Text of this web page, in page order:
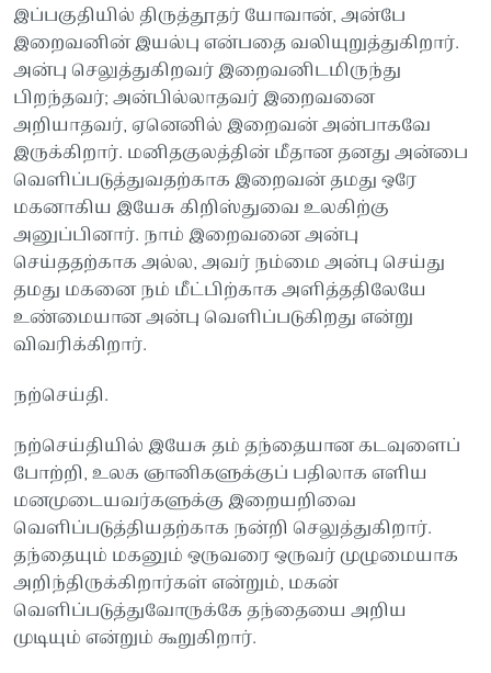
இப்பகுதியில் திருத்தூதர் யோவான், அன்பே
இறைவனின் இயல்பு என்பதை வலியுறுத்துகிறார்.
அன்பு செலுத்துகிறவர் இறைவனிடமிருந்து
பிறந்தவர்; அன்பில்லாதவர் இறைவனை
அறியாதவர், ஏனெனில் இறைவன் அன்பாகவே
இருக்கிறார். மனிதகுலத்தின் மீதான தனது அன்பை
வெளிப்படுத்துவதற்காக இறைவன் தமது ஒரே
மகனாகிய இயேசு கிறிஸ்துவை உலகிற்கு
அனுப்பினார். நாம் இறைவனை அன்பு
செய்ததற்காக அல்ல, அவர் நம்மை அன்பு செய்து
தமது மகனை நம் மீட்பிற்காக அளித்ததிலேயே
உண்மையான அன்பு வெளிப்படுகிறது என்று
விவரிக்கிறார்.
நற்செய்தி.
நற்செய்தியில் இயேசு தம் தந்தையான கடவுளைப்
போற்றி, உலக ஞானிகளுக்குப் பதிலாக எளிய
மனமுடையவர்களுக்கு இறையறிவை
வெளிப்படுத்தியதற்காக நன்றி செலுத்துகிறார்.
தந்தையும் மகனும் ஒருவரை ஒருவர் முழுமையாக
அறிந்திருக்கிறார்கள் என்றும், மகன்
வெளிப்படுத்துவோருக்கே தந்தையை அறிய
முடியும் என்றும் கூறுகிறார்.